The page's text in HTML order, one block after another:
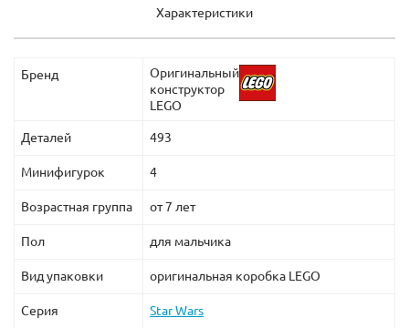
Характеристики
Бренд
Оригинальный
конструктор
LEGO
Деталей 493
Минифигурок 4
Возрастная группа от 7 лет
Пол для мальчика
Вид упаковки оригинальная коробка LEGO
Серия Star Wars